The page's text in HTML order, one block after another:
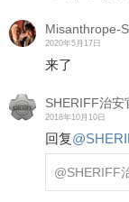
Misanthrope-
2020年5月17日
来了
SHERIFF治安
2018年10月10日
回复@
@SHERIFF